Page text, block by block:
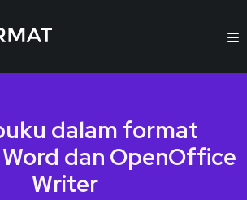
dalam format
dan OpenOffice
Writer